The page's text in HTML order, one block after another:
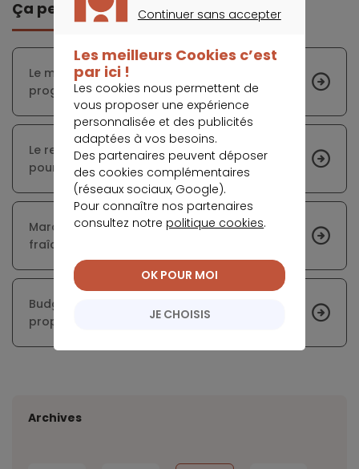
Ça peut vous intéresser
Le marché immobilier se redresse, avec une
progression des prix et des surfaces
Le retour des taux bas : un souffle nouveau
pour le marché immobilier
Marché du crédit immobilier : un vent de
fraîcheur pour les primo-accédants
Budget 2025 : les mesures clés pour les
propriétaires et investisseurs immobiliers
Archives
Continuer sans accepter
Les meilleurs Cookies c’est
par ici !
Les cookies nous permettent de
vous proposer une expérience
personnalisée et des publicités
adaptées à vos besoins.
Des partenaires peuvent déposer
des cookies complémentaires
(réseaux sociaux, Google).
Pour connaître nos partenaires
consultez notre politique cookies.
JE CHOISIS
OK POUR MOI